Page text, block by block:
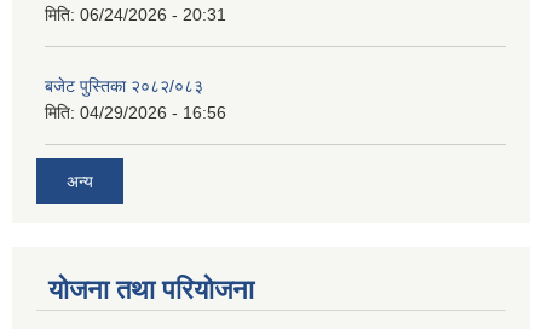
मिति: 06/24/2026 - 20:31
बजेट पुस्तिका २०८२/०८३
मिति: 04/29/2026 - 16:56
अन्य
योजना तथा परियोजना